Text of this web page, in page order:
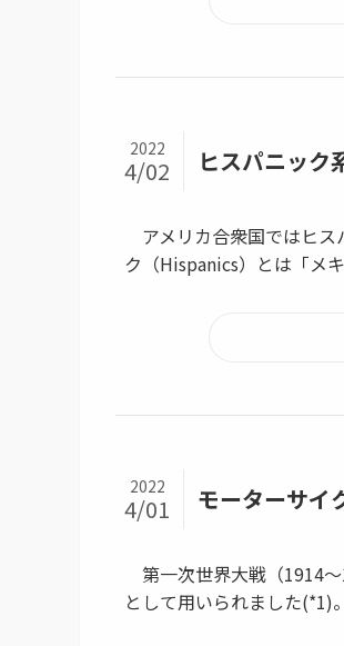
ヒスパニック
2022
4/02
アメリカ合衆国ではヒス
ク（Hispanics）とは「メ
モーターサイ
2022
4/01
第一次世界大戦（1914
として用いられました(*1)